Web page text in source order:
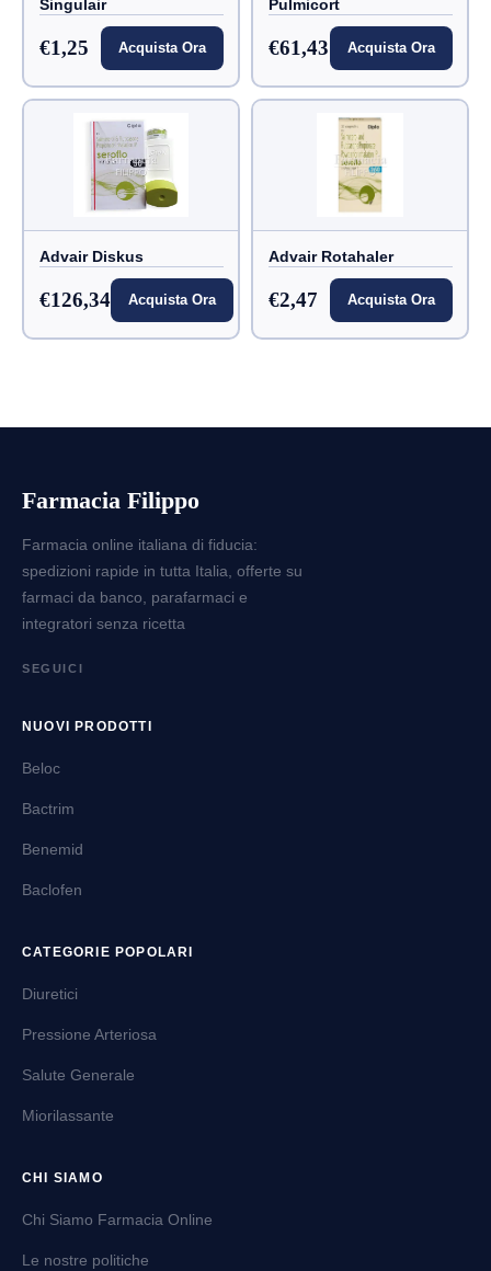
Singulair
€1,25 Acquista Ora
Pulmicort
€61,43 Acquista Ora
Advair Diskus
€126,34 Acquista Ora
Advair Rotahaler
€2,47 Acquista Ora
Farmacia Filippo
Farmacia online italiana di fiducia:
spedizioni rapide in tutta Italia, offerte su
farmaci da banco, parafarmaci e
integratori senza ricetta
SEGUICI
NUOVI PRODOTTI
Beloc
Bactrim
Benemid
Baclofen
CATEGORIE POPOLARI
Diuretici
Pressione Arteriosa
Salute Generale
Miorilassante
CHI SIAMO
Chi Siamo Farmacia Online
Le nostre politiche